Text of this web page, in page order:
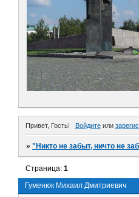
Привет, Гость! Войдитеили
»"Никто не забыт, ничто не
Гуменюк Михаил Дмитриевич
Страница:1